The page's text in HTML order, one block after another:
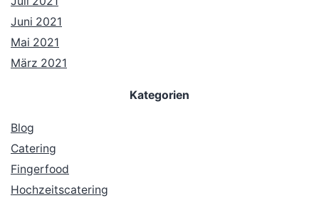
Juni 2021
Mai 2021
März 2021
Kategorien
Blog
Catering
Fingerfood
Hochzeitscatering